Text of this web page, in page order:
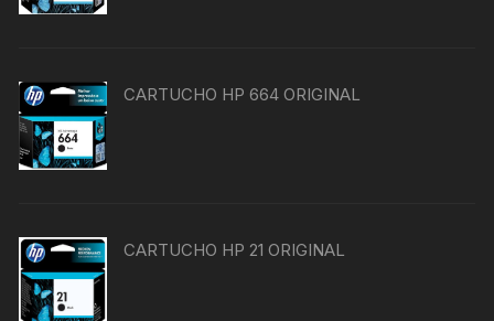
CARTUCHO HP 664 ORIGINAL
CARTUCHO HP 21 ORIGINAL